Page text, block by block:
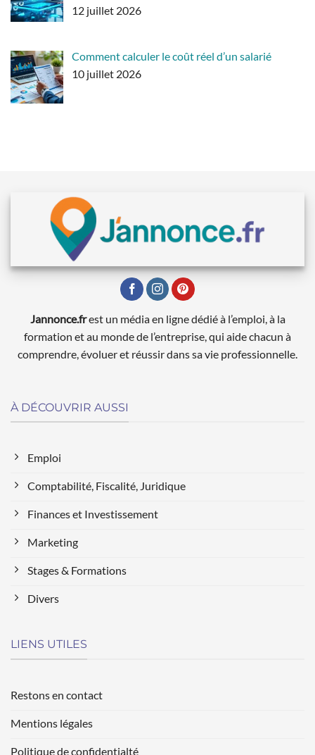
12 juillet 2026
Comment calculer le coût réel d’un salarié
10 juillet 2026
Jannonce.frest un média en ligne dédié à l’emploi, à la
formation et au monde de l’entreprise, qui aide chacun à
comprendre, évoluer et réussir dans sa vie professionnelle.
À DÉCOUVRIR AUSSI
Emploi
Comptabilité, Fiscalité, Juridique
Finances et Investissement
Marketing
Stages & Formations
Divers
LIENS UTILES
Restons en contact
Mentions légales
Politique de confidentialté